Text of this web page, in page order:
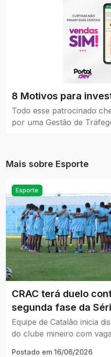
8 Motivos para
Todo esse patrocinado
por uma Gestão de
Mais sobre Esporte
Esporte
CRAC terá duelo
segunda fase da
busca do acesso.
Equipe de Catalão inicia
do clube mineiro com
Postado em 16/06/2026